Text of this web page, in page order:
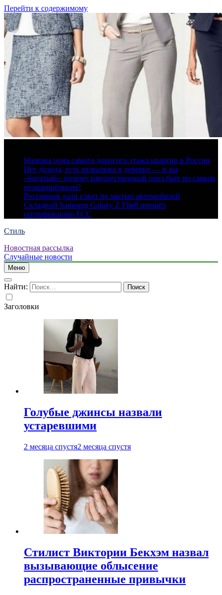
Перейти к содержимому
Названа цена самого дорогого этажа квартир в России
Нет дохода, есть развалюха в деревне — и вы
«богатый»: почему имущественный ценз бьёт по самым
незащищённым?
Россиянам дали совет по мытью автомобилей
Складной Samsung Galaxy Z Flip8 прошёл
сертификацию FCC
Стиль
Новостная рассылка
Случайные новости
Меню
Найти:
Заголовки
Голубые джинсы назвали
устаревшими
2 месяца спустя2 месяца спустя
Стилист Виктории Бекхэм назвал
вызывающие облысение
распространенные привычки